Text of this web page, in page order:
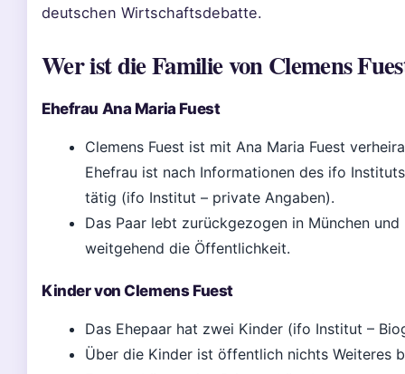
deutschen Wirtschaftsdebatte.
Wer ist die Familie von Clemens
Ehefrau Ana Maria Fuest
Clemens Fuest ist mit Ana Maria Fuest
Ehefrau ist nach Informationen des ifo
tätig (ifo Institut – private Angaben).
Das Paar lebt zurückgezogen in München und
weitgehend die Öffentlichkeit.
Kinder von Clemens Fuest
Das Ehepaar hat zwei Kinder (ifo Institut –
Über die Kinder ist öffentlich nichts Weiteres